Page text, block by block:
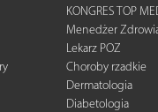
KONGRES TOP
Menedżer
Lekarz POZ
Choroby rzadkie
Dermatologia
Diabetologia